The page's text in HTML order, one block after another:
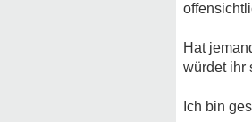
Hat
würdet ihr
Ich bin